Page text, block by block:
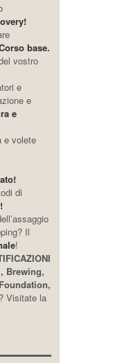
base.
vostro
e
e
e
e volete
di
Il
!
Brewing,
? Visitate la